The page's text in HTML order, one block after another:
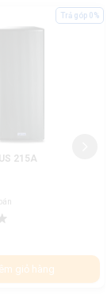
215A
giỏ hàng
Trả góp 0%